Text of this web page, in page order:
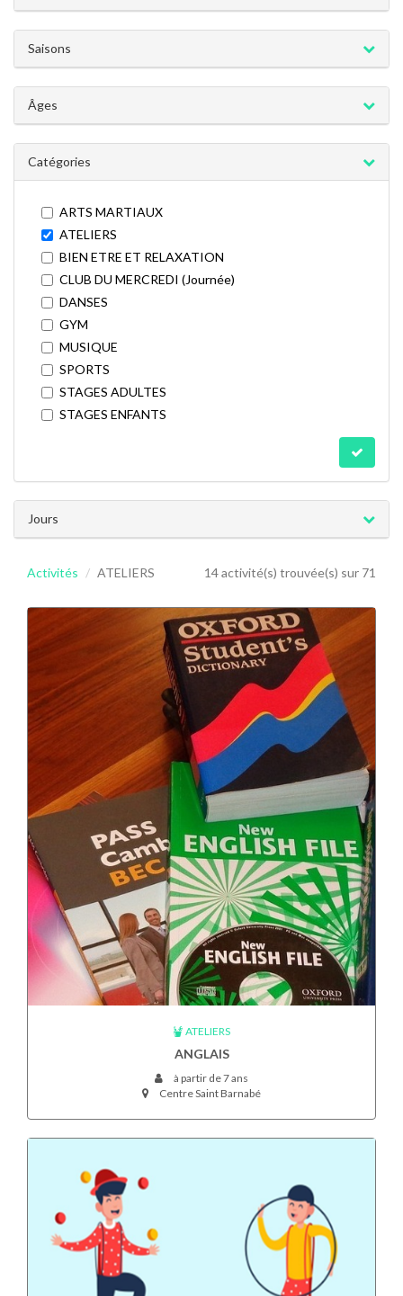
Saisons
Âges
Catégories
ARTS MARTIAUX
ATELIERS
BIEN ETRE ET RELAXATION
CLUB DU MERCREDI (Journée)
DANSES
GYM
MUSIQUE
SPORTS
STAGES ADULTES
STAGES ENFANTS
Jours
Activités ATELIERS 14 activité(s) trouvée(s) sur 71
ATELIERS
ANGLAIS
à partir de 7 ans
Centre Saint Barnabé